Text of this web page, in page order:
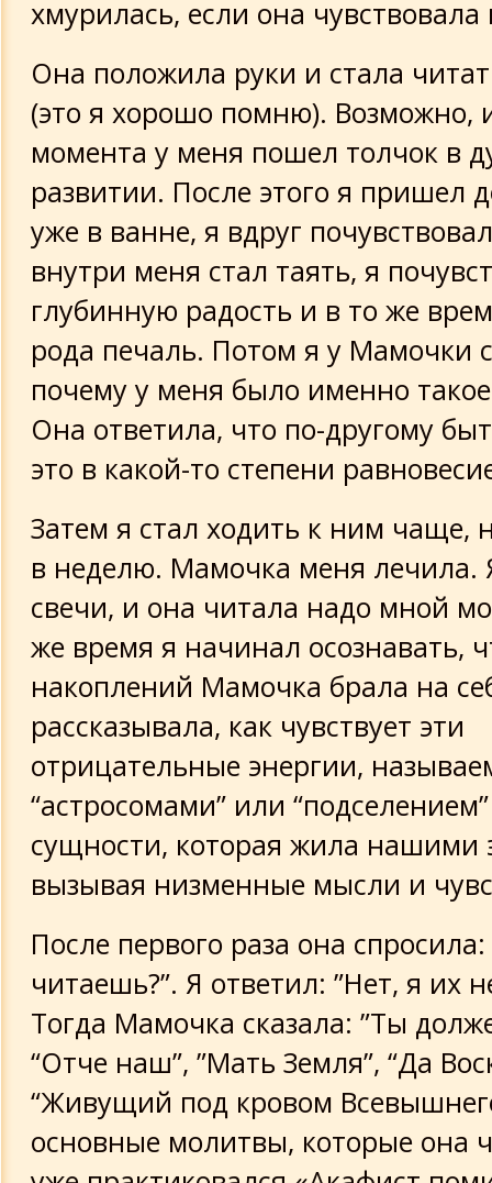
хмурилась, если она чувствовала
Она положила руки и стала
(это я хорошо помню). Возможно,
момента у меня пошел толчок в
развитии. После этого я пришел
уже в ванне, я вдруг
внутри меня стал таять, я
глубинную радость и в то же
рода печаль. Потом я у Мамочки
почему у меня было именно
Она ответила, что по-другому
это в какой-то степени
Затем я стал ходить к ним чаще,
в неделю. Мамочка меня лечила.
свечи, и она читала надо мной
же время я начинал осознавать,
накоплений Мамочка брала на
рассказывала, как чувствует эти
отрицательные энергии,
“астросомами” или
сущности, которая жила нашими
вызывая низменные мысли и
После первого раза она
читаешь?”. Я ответил: ”Нет, я их
Тогда Мамочка сказала: ”Ты
“Отче наш”, ”Мать Земля”, “Да
“Живущий под кровом
основные молитвы, которые она